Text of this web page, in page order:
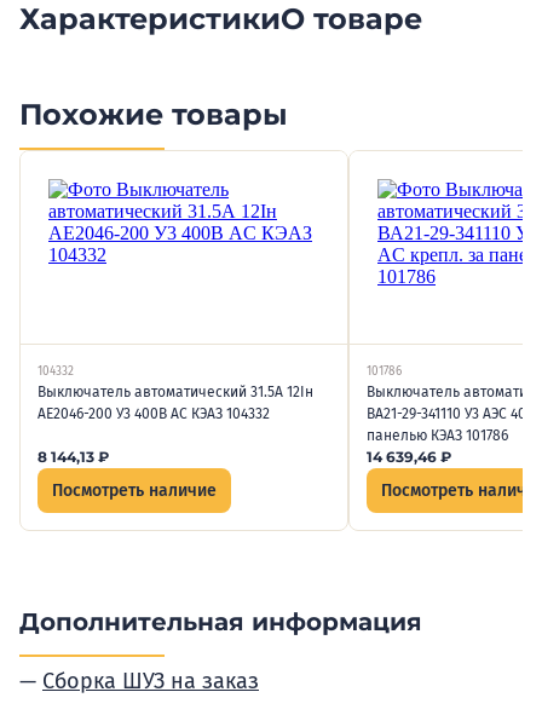
ХарактеристикиО товаре
Похожие товары
104332
Выключатель автоматический 31.5А 12Iн
АЕ2046-200 У3 400В AC КЭАЗ 104332
8 144,13 ₽
Посмотреть наличие
101786
Выключатель
ВА21-29-341110 У3 АЭС
панелью КЭАЗ 101786
14 639,46 ₽
Посмотреть
Дополнительная информация
Сборка ШУЗ на заказ